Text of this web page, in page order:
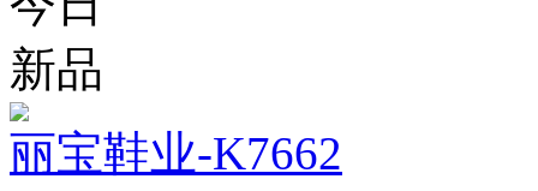
新品
丽宝鞋业-K7662